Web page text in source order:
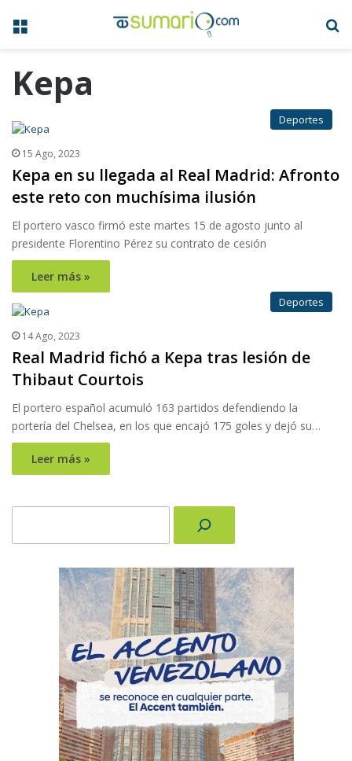
Menú
Kepa
Deportes
15 Ago, 2023
Kepa en su llegada al Real Madrid: Afronto
este reto con muchísima ilusión
El portero vasco firmó este martes 15 de agosto junto al
presidente Florentino Pérez su contrato de cesión
Leer más »
Deportes
14 Ago, 2023
Real Madrid fichó a Kepa tras lesión de
Thibaut Courtois
El portero español acumuló 163 partidos defendiendo la
portería del Chelsea, en los que encajó 175 goles y dejó su…
Leer más »